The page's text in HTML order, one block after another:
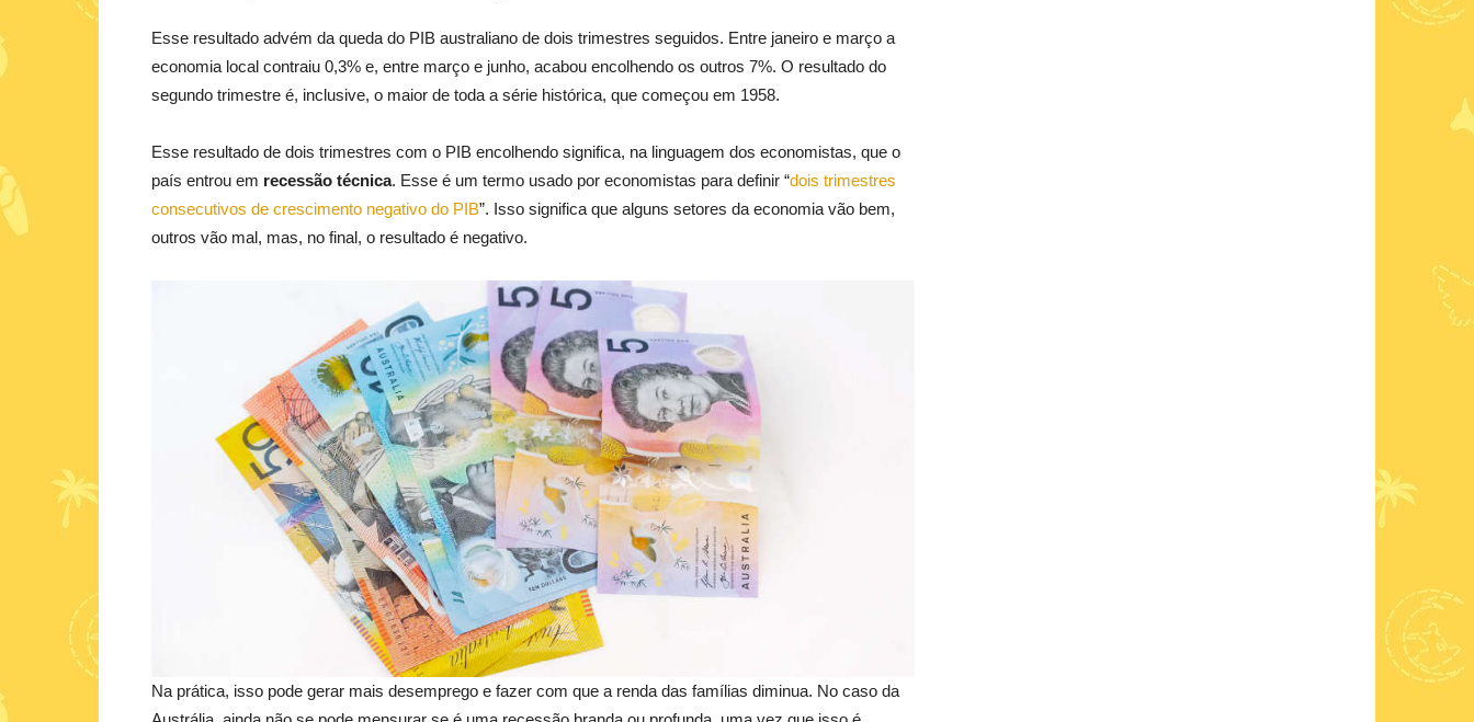
Esse resultado advém da queda do PIB australiano de dois trimestres seguidos. Entre janeiro e março a
economia local contraiu 0,3% e, entre março e junho, acabou encolhendo os outros 7%. O resultado do
segundo trimestre é, inclusive, o maior de toda a série histórica, que começou em 1958.
Esse resultado de dois trimestres com o PIB encolhendo significa, na linguagem dos economistas, que o
país entrou em recessão técnica. Esse é um termo usado por economistas para definir “dois trimestres
consecutivos de crescimento negativo do PIB”. Isso significa que alguns setores da economia vão bem,
outros vão mal, mas, no final, o resultado é negativo.
Na prática, isso pode gerar mais desemprego e fazer com que a renda das famílias diminua. No caso da